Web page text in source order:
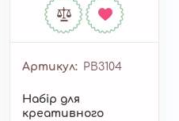
Артикул РВ3104
Набір для
креативного